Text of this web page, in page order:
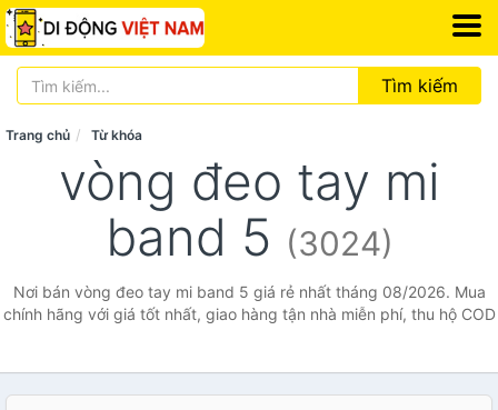
Tìm kiếm
Trang chủ Từ khóa
vòng đeo tay mi
band 5 (3024)
Nơi bán vòng đeo tay mi band 5 giá rẻ nhất tháng 08/2026. Mua
chính hãng với giá tốt nhất, giao hàng tận nhà miễn phí, thu hộ COD